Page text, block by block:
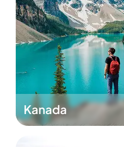
Kanada